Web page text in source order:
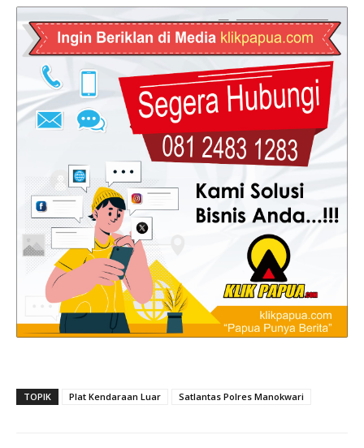
TOPIK Plat Kendaraan Luar Satlantas Polres Manokwari